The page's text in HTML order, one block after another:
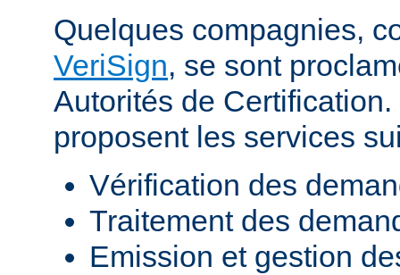
Quelques compagnies,
VeriSign, se sont
Autorités de
proposent les services
Vérification des
Traitement des
Emission et gestion